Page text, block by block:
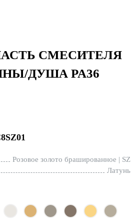
СМЕСИТЕЛЯ
ДУША PA36
Розовое золото брашированное | SZ
Латунь